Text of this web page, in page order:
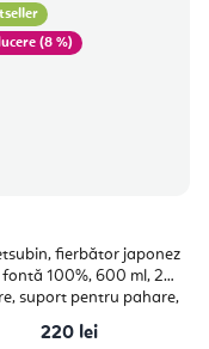
(8 %)
fierbător japonez
100%, 600 ml, 2
suport pentru pahare,
220 lei